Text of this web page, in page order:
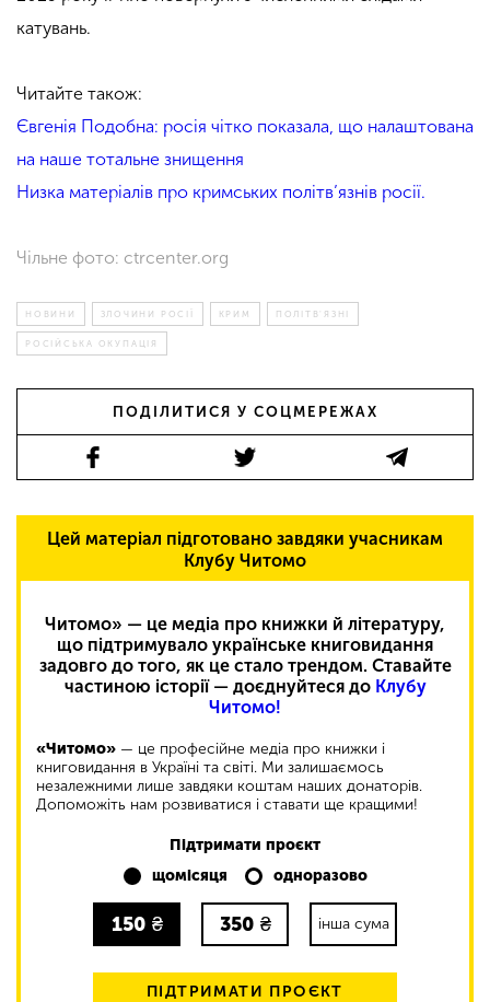
катувань.
Читайте також:
Євгенія Подобна: росія чітко показала, що налаштована
на наше тотальне знищення
Низка матеріалів про кримських політв’язнів росії.
Чільне фото: ctrcenter.org
НОВИНИ ЗЛОЧИНИ РОСІЇ КРИМ ПОЛІТВ'ЯЗНІ
РОСІЙСЬКА ОКУПАЦІЯ
ПОДІЛИТИСЯ У СОЦМЕРЕЖАХ
Цей матеріал підготовано завдяки учасникам
Клубу Читомо
Читомо» — це медіа про книжки й літературу,
що підтримувало українське книговидання
задовго до того, як це стало трендом. Ставайте
частиною історії — доєднуйтеся до Клубу
Читомо!
«Читомо» — це професійне медіа про книжки і
книговидання в Україні та світі. Ми залишаємось
незалежними лише завдяки коштам наших донаторів.
Допоможіть нам розвиватися і ставати ще кращими!
Підтримати проєкт
щомісяця
одноразово
150 ₴ 350 ₴ інша сума
ПІДТРИМАТИ ПРОЄКТ